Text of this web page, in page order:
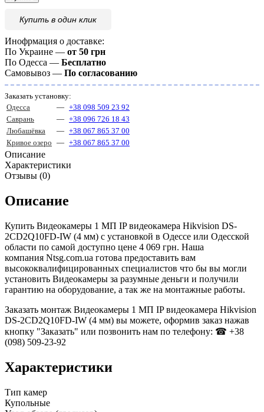
Купить в один клик
Инофрмация о доставке:
По Украине — от 50 грн
По Одесса — Бесплатно
Самовывоз — По согласованию
Заказать установку:
Одесса
— +38 098 509 23 92
Саврань
— +38 096 726 18 43
Любашёвка
— +38 067 865 37 00
Кривое озеро — +38 067 865 37 00
Описание
Характеристики
Отзывы (0)
Описание
Купить Видеокамеры 1 МП IP видеокамера Hikvision DS-
2CD2Q10FD-IW (4 мм) с установкой в Одессе или Одесской
области по самой доступно цене 4 069 грн. Наша
компания Ntsg.com.ua готова предоставить вам
высококвалифицированных специалистов что бы вы могли
установить Видеокамеры за разумные деньги и получили
гарантию на оборудование, а так же на монтажные работы.
Заказать монтаж Видеокамеры 1 МП IP видеокамера Hikvision
DS-2CD2Q10FD-IW (4 мм) вы можете, оформив заказ нажав
кнопку "Заказать" или позвонить нам по телефону: ☎ +38
(098) 509-23-92
Характеристики
Тип камер
Купольные